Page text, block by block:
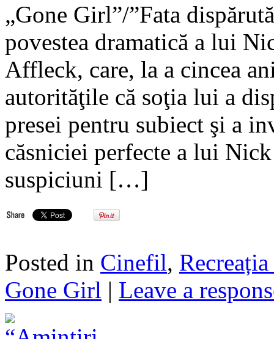
„Gone Girl”/”Fata
povestea dramatică a lui
Affleck, care, la a cincea
autorităţile că soţia lui a
presei pentru subiect şi a
căsniciei perfecte a lui
suspiciuni […]
Posted in Cinefil,
Gone Girl | Leave a